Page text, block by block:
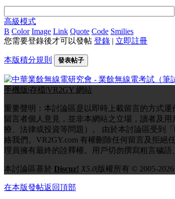
高級模式
B Color Image Link Quote Code Smilies
您需要登錄後才可以發帖 登錄 | 立即註冊
本版積分規則 發表帖子
手機版|存檔|VR2GY 網站
重要聲明：本討論區是以即時上載留言的方式
留言者個人意見，並非本網站之立場，讀者及
療、法律或投資等問題）。 由於本討論區受到
絡我們。VR2GY.com 有權刪除任何留言及拒
理員擁有最終的詮釋權。用戶切勿撰寫粗言穢
本討論區基於 Discuz! X5.0| 版權所有 © 2005-
在本版發帖返回頂部